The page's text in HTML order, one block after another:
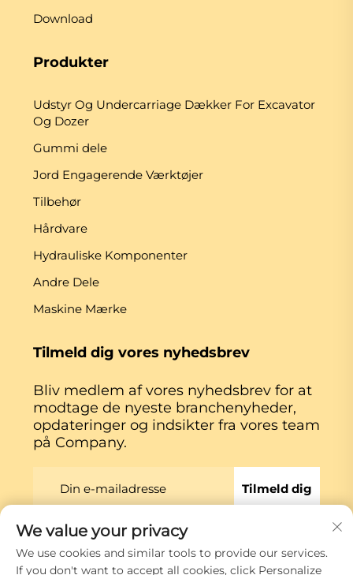
Download
Produkter
Udstyr Og Undercarriage Dækker For Excavator
Og Dozer
Gummi dele
Jord Engagerende Værktøjer
Tilbehør
Hårdvare
Hydrauliske Komponenter
Andre Dele
Maskine Mærke
Tilmeld dig vores nyhedsbrev
Bliv medlem af vores nyhedsbrev for at
modtage de nyeste branchenyheder,
opdateringer og indsikter fra vores team
på Company.
Tilmeld dig
Copyright © Xiamen Globe Machine Co.,ltd.
Privatlivspolitik
We value your privacy
We use cookies and similar tools to provide our services.
If you don't want to accept all cookies, click Personalize